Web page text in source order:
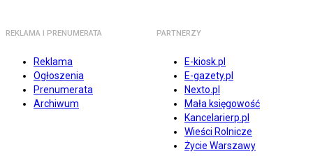
REKLAMA I PRENUMERATA
Reklama
Ogłoszenia
Prenumerata
Archiwum
PARTNERZY
E-kiosk.pl
E-gazety.pl
Nexto.pl
Mała księgowość
Kancelarierp.pl
Wieści Rolnicze
Życie Warszawy